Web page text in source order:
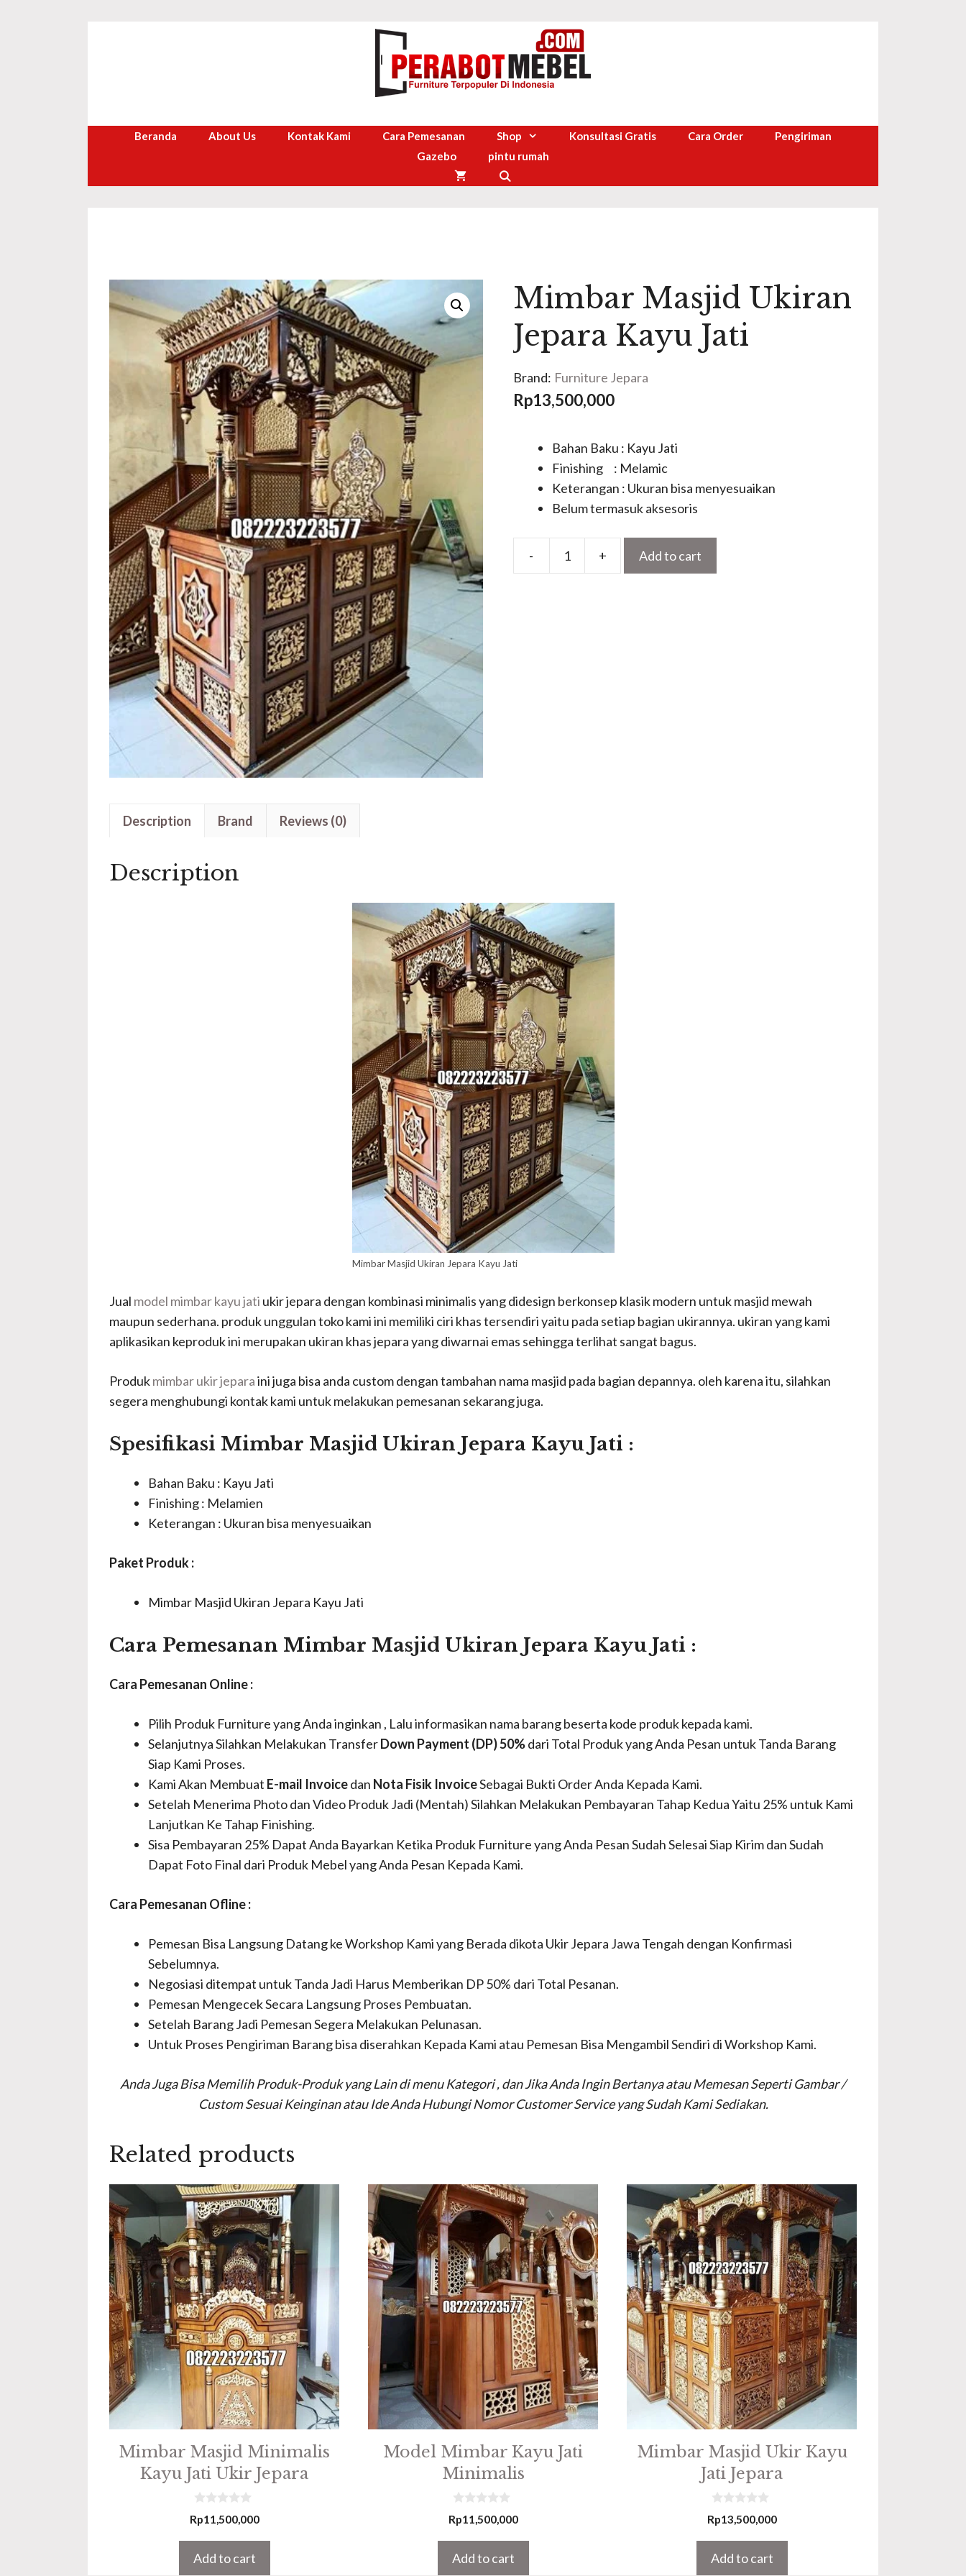
Beranda About Us Kontak Kami Cara Pemesanan Shop Konsultasi Gratis Cara Order
Pengiriman
Gazebo
pintu rumah
Mimbar Masjid Ukiran
Jepara Kayu Jati
Brand: Furniture Jepara
Rp13,500,000
Bahan Baku : Kayu Jati
Finishing : Melamic
Keterangan : Ukuran bisa menyesuaikan
Belum termasuk aksesoris
- + Add to cart
Description Brand Reviews (0)
Description
Mimbar Masjid Ukiran Jepara Kayu Jati
Jual model mimbar kayu jati ukir jepara dengan kombinasi minimalis yang didesign berkonsep klasik modern untuk masjid mewah
maupun sederhana. produk unggulan toko kami ini memiliki ciri khas tersendiri yaitu pada setiap bagian ukirannya. ukiran yang kami
aplikasikan keproduk ini merupakan ukiran khas jepara yang diwarnai emas sehingga terlihat sangat bagus.
Produkmimbar ukir jeparaini juga bisa anda custom dengan tambahan nama masjid pada bagian depannya. oleh karena itu, silahkan
segera menghubungi kontak kami untuk melakukan pemesanan sekarang juga.
Spesifikasi Mimbar Masjid Ukiran Jepara Kayu Jati :
Bahan Baku : Kayu Jati
Finishing : Melamien
Keterangan : Ukuran bisa menyesuaikan
Paket Produk :
Mimbar Masjid Ukiran Jepara Kayu Jati
Cara Pemesanan Mimbar Masjid Ukiran Jepara Kayu Jati :
Cara Pemesanan Online :
Pilih Produk Furniture yang Anda inginkan , Lalu informasikan nama barang beserta kode produk kepada kami.
Selanjutnya Silahkan Melakukan TransferDown Payment (DP) 50%dari Total Produk yang Anda Pesan untuk Tanda Barang
Siap Kami Proses.
Kami Akan Membuat E-mail Invoicedan Nota Fisik InvoiceSebagai Bukti Order Anda Kepada Kami.
Setelah Menerima Photo dan Video Produk Jadi (Mentah) Silahkan Melakukan Pembayaran Tahap Kedua Yaitu 25% untuk Kami
Lanjutkan Ke Tahap Finishing.
Sisa Pembayaran 25% Dapat Anda Bayarkan Ketika Produk Furniture yang Anda Pesan Sudah Selesai Siap Kirim dan Sudah
Dapat Foto Final dari Produk Mebel yang Anda Pesan Kepada Kami.
Cara Pemesanan Ofline :
Pemesan Bisa Langsung Datang ke Workshop Kami yang Berada dikota Ukir Jepara Jawa Tengah dengan Konfirmasi
Sebelumnya.
Negosiasi ditempat untuk Tanda Jadi Harus Memberikan DP 50% dari Total Pesanan.
Pemesan Mengecek Secara Langsung Proses Pembuatan.
Setelah Barang Jadi Pemesan Segera Melakukan Pelunasan.
Untuk Proses Pengiriman Barang bisa diserahkan Kepada Kami atau Pemesan Bisa Mengambil Sendiri di Workshop Kami.
Anda Juga Bisa Memilih Produk-Produk yang Lain di menu Kategori , dan Jika Anda Ingin Bertanya atau Memesan Seperti Gambar /
Custom Sesuai Keinginan atau Ide Anda Hubungi Nomor Customer Service yang Sudah Kami Sediakan.
Related products
Mimbar Masjid Minimalis
Kayu Jati Ukir Jepara
0
o
o
Rp11,500,000
Add to cart
Model Mimbar Kayu Jati
Minimalis
0
o
o
Rp11,500,000
Add to cart
Mimbar Masjid Ukir Kayu
Jati Jepara
0
o
o
Rp13,500,000
Add to cart